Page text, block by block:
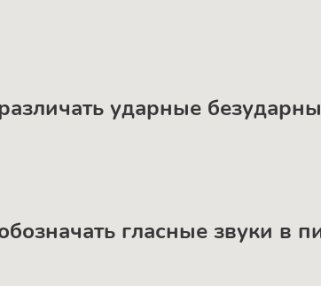
ударные
гласные звуки в